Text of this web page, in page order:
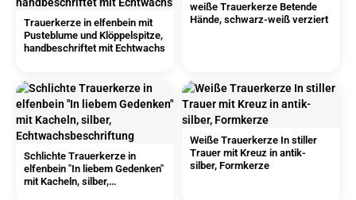
Trauerkerze in elfenbein mit
Pusteblume und Klöppelspitze,
handbeschriftet mit Echtwachs
weiße Trauerkerze Betende
Hände, schwarz-weiß verziert
Schlichte Trauerkerze in
elfenbein "In liebem Gedenken"
mit Kacheln, silber,
Weiße Trauerkerze In stiller
Trauer mit Kreuz in antik-
silber, Formkerze